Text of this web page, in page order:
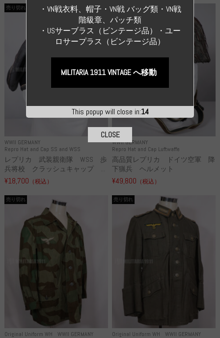
WWII GERMANY
Repro Hat and Cap SS and WSS
売り切れ
レプリカ 武装親衛隊 WSS 歩
兵将校 クラッシュキャップ ...
¥18,700 （税込）
WWII GERMANY
Repro Hat and Cap Luftwaffe
売り切れ
高品質レプリカ ドイツ空軍 降
下猟兵 ヘルメット
¥49,800 （税込）
Original Uniform WH WWII GERMANY
売り切れ
Original Uniform WH WWII GERMANY
売り切れ
This popup will close in:14
・VN戦衣料、帽子・VN戦 バッグ類・VN戦
階級章、パッチ類
・USサーブラス（ビンテージ品）・ユー
ロサープラス（ビンテージ品）
MILITARIA 1911 VINTAGE へ移動
CLOSE